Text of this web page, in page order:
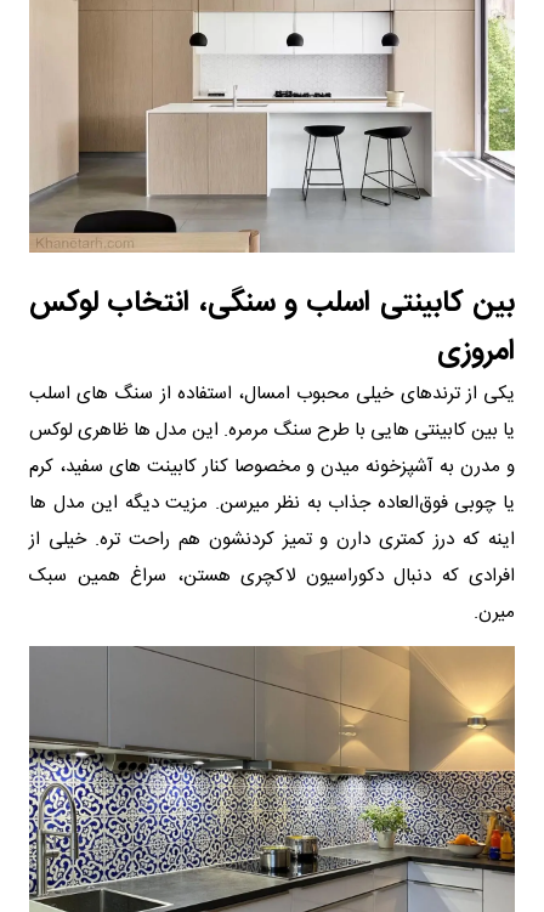
بین کابینتی اسلب و سنگی، انتخاب لوکس
امروزی
یکی از ترندهای خیلی محبوب امسال، استفاده از سنگ های اسلب
یا بین کابینتی هایی با طرح سنگ مرمره. این مدل ها ظاهری لوکس
و مدرن به آشپزخونه میدن و مخصوصا کنار کابینت های سفید، کرم
یا چوبی فوق‌العاده جذاب به نظر میرسن. مزیت دیگه این مدل ها
اینه که درز کمتری دارن و تمیز کردنشون هم راحت تره. خیلی از
افرادی که دنبال دکوراسیون لاکچری هستن، سراغ همین سبک
میرن.